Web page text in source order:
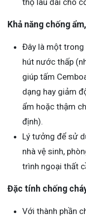
Khả năng chống
Đây là một trong
hút nước thấp
giúp tấm
dạng hay giảm
ẩm hoặc thậm
định).
Lý tưởng để sử
nhà vệ sinh,
trình ngoại thất
Đặc tính chống
Với thành phần